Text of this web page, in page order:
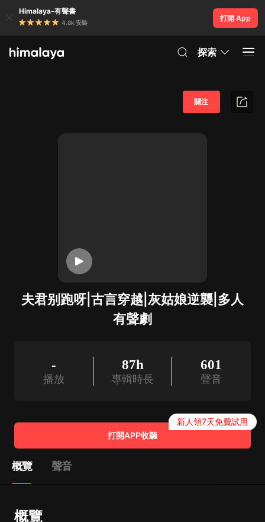
Himalaya-有聲書
4.8k 安裝
打開 App
探索
夫君别跑呀|古言穿越|灰姑娘逆襲|多人
有聲劇
關注
-
播放
87h
專輯時長
601
聲音
打開APP收聽
新人領7天免費試用
概覽 聲音
概覽